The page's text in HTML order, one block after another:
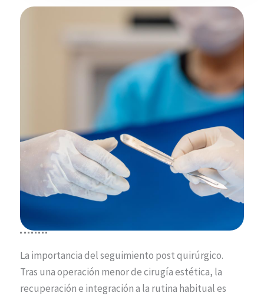
Hola, me gustaría recibir más información
Hi, I would like to receive more information
¿Cómo te contactamos? / How can we
contact you ?
we contact you?*
La importancia del seguimiento post quirúrgico.
Tras una operación menor de cirugía estética, la
recuperación e integración a la rutina habitual es